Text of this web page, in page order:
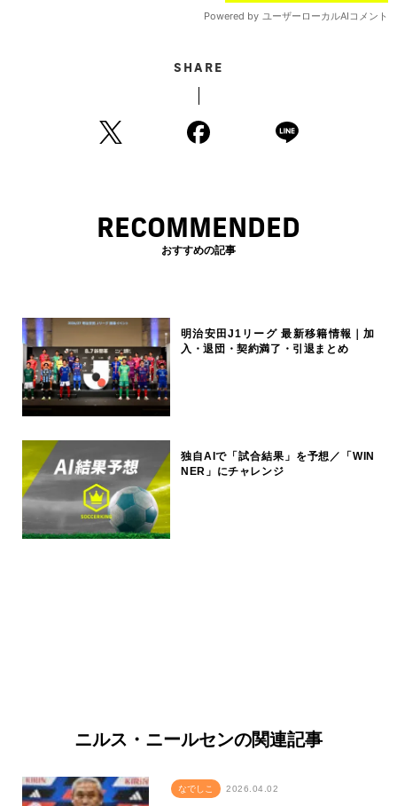
SHARE
RECOMMENDED
おすすめの記事
明治安田J1リーグ 最新移籍情報｜加
入・退団・契約満了・引退まとめ
独自AIで「試合結果」を予想／「WIN
NER」にチャレンジ
ニルス・ニールセンの関連記事
なでしこ 2026.04.02